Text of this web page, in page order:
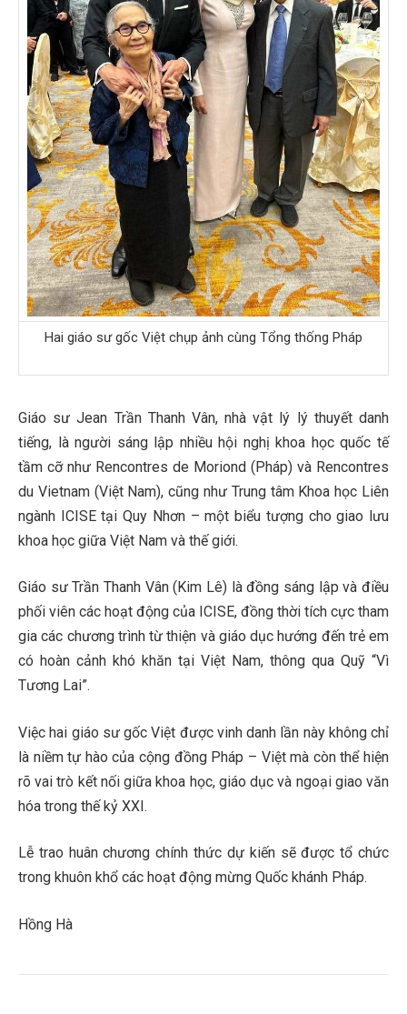
Hai giáo sư gốc Việt chụp ảnh cùng Tổng thống Pháp
Giáo sư Jean Trần Thanh Vân, nhà vật lý lý thuyết danh
tiếng, là người sáng lập nhiều hội nghị khoa học quốc tế
tầm cỡ như Rencontres de Moriond (Pháp) và Rencontres
du Vietnam (Việt Nam), cũng như Trung tâm Khoa học Liên
ngành ICISE tại Quy Nhơn – một biểu tượng cho giao lưu
khoa học giữa Việt Nam và thế giới.
Giáo sư Trần Thanh Vân (Kim Lê) là đồng sáng lập và điều
phối viên các hoạt động của ICISE, đồng thời tích cực tham
gia các chương trình từ thiện và giáo dục hướng đến trẻ em
có hoàn cảnh khó khăn tại Việt Nam, thông qua Quỹ “Vì
Tương Lai”.
Việc hai giáo sư gốc Việt được vinh danh lần này không chỉ
là niềm tự hào của cộng đồng Pháp – Việt mà còn thể hiện
rõ vai trò kết nối giữa khoa học, giáo dục và ngoại giao văn
hóa trong thế kỷ XXI.
Lễ trao huân chương chính thức dự kiến sẽ được tổ chức
trong khuôn khổ các hoạt động mừng Quốc khánh Pháp.
Hồng Hà